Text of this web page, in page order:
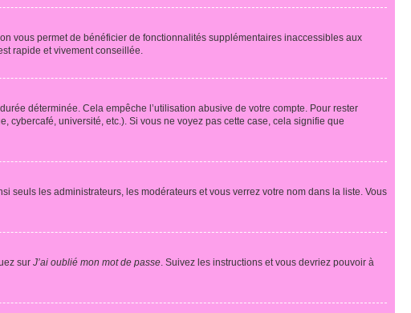
vous permet de bénéficier de fonctionnalités supplémentaires inaccessibles aux
rapide et vivement conseillée.
déterminée. Cela empêche l’utilisation abusive de votre compte. Pour rester
université, etc.). Si vous ne voyez pas cette case, cela signifie que
seuls les administrateurs, les modérateurs et vous verrez votre nom dans la liste. Vous
sur J’ai oublié mon mot de passe. Suivez les instructions et vous devriez pouvoir à